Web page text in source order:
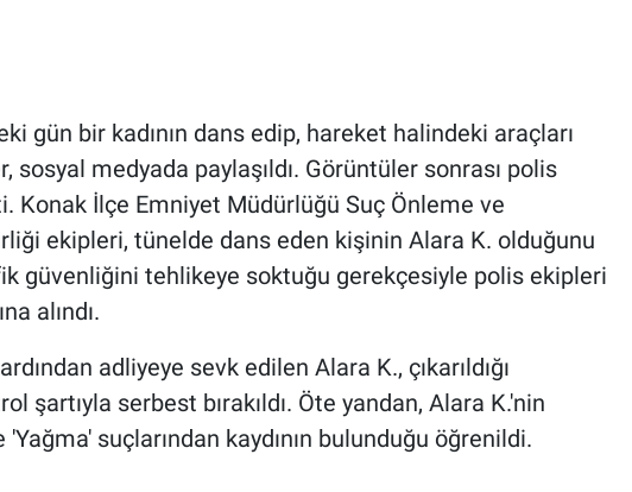
gün bir kadının dans edip, hareket halindeki araçları
sosyal medyada paylaşıldı. Görüntüler sonrası polis
Konak İlçe Emniyet Müdürlüğü Suç Önleme ve
ekipleri, tünelde dans eden kişinin Alara K. olduğunu
güvenliğini tehlikeye soktuğu gerekçesiyle polis ekipleri
alındı.
adliyeye sevk edilen Alara K., çıkarıldığı
şartıyla serbest bırakıldı. Öte yandan, Alara K.'nin
'Yağma' suçlarından kaydının bulunduğu öğrenildi.